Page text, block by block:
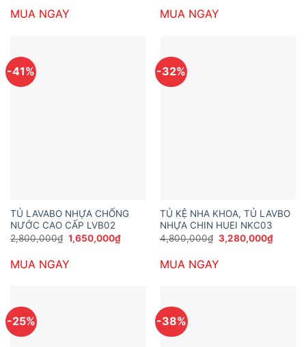
5,800,000₫.
MUA NGAY
3,200,000₫.
MUA NGAY
-41%
TỦ LAVABO NHỰA CHỐNG
NƯỚC CAO CẤP LVB02
2,800,000₫ Giá
gốc
2,800,000₫.
1,650,000₫Giá
hiện
MUA NGAY
-32%
TỦ KỆ NHA KHOA, TỦ LAVBO
NHỰA CHIN HUEI NKC03
4,800,000₫ Giá
gốc
4,800,000₫.
3,280,000₫Giá
hiện
MUA NGAY
-25% -38%